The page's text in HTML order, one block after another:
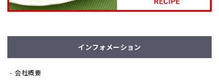
インフォメーション
会社概要